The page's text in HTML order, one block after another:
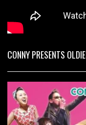
CONNY PRESENTS